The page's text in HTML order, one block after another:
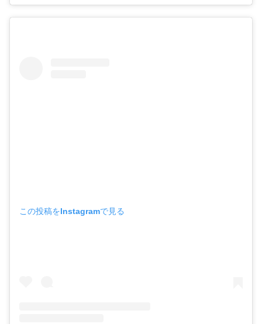
この投稿をInstagramで見る